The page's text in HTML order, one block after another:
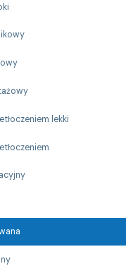
lekki